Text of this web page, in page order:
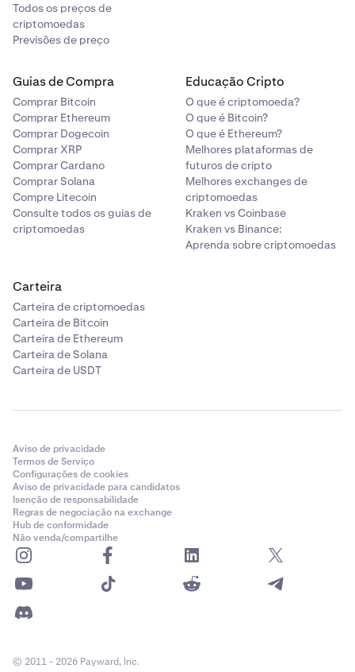
Todos os preços de
criptomoedas
Previsões de preço
Guias de Compra
Comprar Bitcoin
Comprar Ethereum
Comprar Dogecoin
Comprar XRP
Comprar Cardano
Comprar Solana
Compre Litecoin
Consulte todos os guias de
criptomoedas
Educação Cripto
O que é criptomoeda?
O que é Bitcoin?
O que é Ethereum?
Melhores plataformas de
futuros de cripto
Melhores exchanges de
criptomoedas
Kraken vs Coinbase
Kraken vs Binance:
Aprenda sobre criptomoedas
Carteira
Carteira de criptomoedas
Carteira de Bitcoin
Carteira de Ethereum
Carteira de Solana
Carteira de USDT
Aviso de privacidade
Termos de Serviço
Configurações de cookies
Aviso de privacidade para candidatos
Isenção de responsabilidade
Regras de negociação na exchange
Hub de conformidade
Não venda/compartilhe
© 2011 - 2026 Payward, Inc.